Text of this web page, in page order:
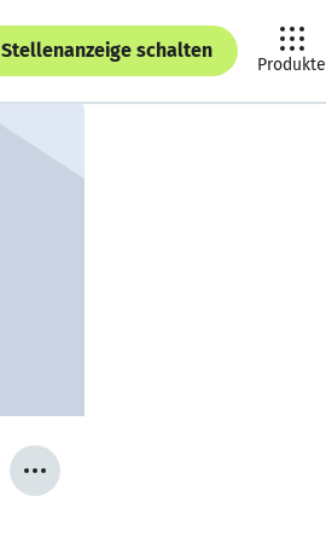
Stellenanzeige schalten
Produkte